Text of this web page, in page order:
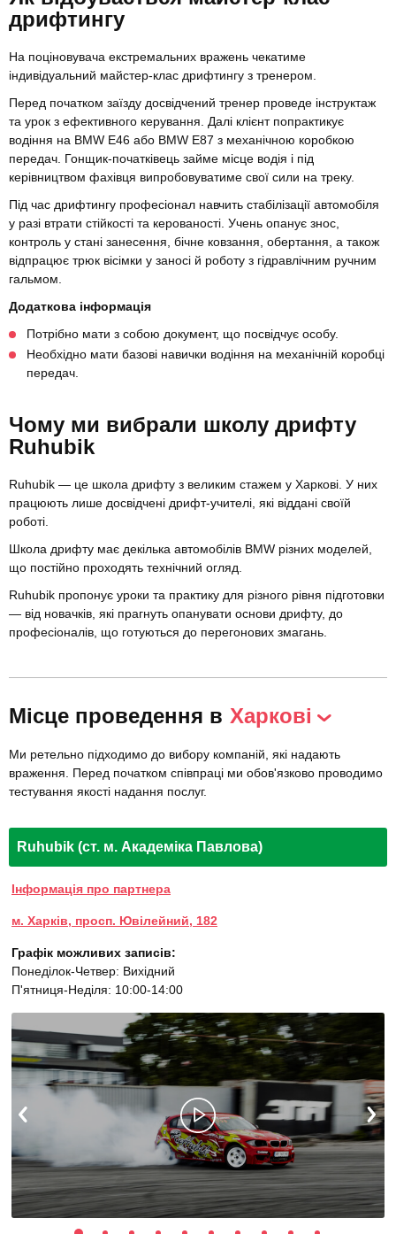
дрифтингу
На поціновувача екстремальних вражень чекатиме
індивідуальний майстер-клас дрифтингу з тренером.
Перед початком заїзду досвідчений тренер проведе інструктаж
та урок з ефективного керування. Далі клієнт попрактикує
водіння на BMW E46 або BMW Е87 з механічною коробкою
передач. Гонщик-початківець займе місце водія і під
керівництвом фахівця випробовуватиме свої сили на треку.
Під час дрифтингу професіонал навчить стабілізації автомобіля
у разі втрати стійкості та керованості. Учень опанує знос,
контроль у стані занесення, бічне ковзання, обертання, а також
відпрацює трюк вісімки у заносі й роботу з гідравлічним ручним
гальмом.
Додаткова інформація
Потрібно мати з собою документ, що посвідчує особу.
Необхідно мати базові навички водіння на механічній коробці
передач.
Чому ми вибрали школу дрифту
Ruhubik
Ruhubik — це школа дрифту з великим стажем у Харкові. У них
працюють лише досвідчені дрифт-учителі, які віддані своїй
роботі.
Школа дрифту має декілька автомобілів BMW різних моделей,
що постійно проходять технічний огляд.
Ruhubik пропонує уроки та практику для різного рівня підготовки
— від новачків, які прагнуть опанувати основи дрифту, до
професіоналів, що готуються до перегонових змагань.
Місце проведення в Харкові
Ми ретельно підходимо до вибору компаній, які надають
враження. Перед початком співпраці ми обов'язково проводимо
тестування якості надання послуг.
Ruhubik (ст. м. Академіка Павлова)
Інформація про партнера
м. Харків, просп. Ювілейний, 182
Графік можливих записів:
Понеділок-Четвер: Вихідний
П'ятниця-Неділя: 10:00-14:00